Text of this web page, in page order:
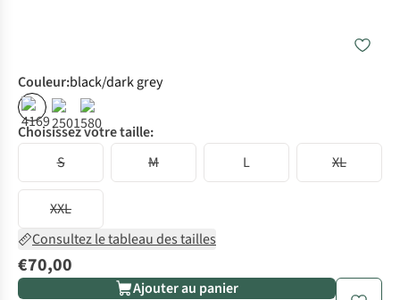
Couleur:black/dark grey
Choisissez votre taille:
S
M L XL
XXL
Consultez le tableau des tailles
€70,00
Ajouter au panier